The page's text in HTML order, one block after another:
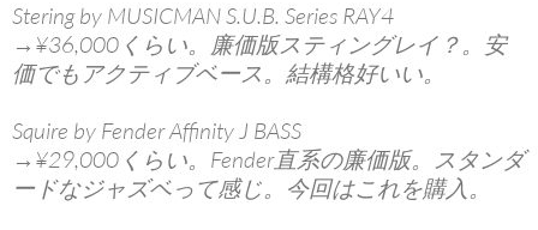
Stering by MUSICMAN S.U.B. Series RAY4
→¥36,000くらい。廉価版スティングレイ？。安
価でもアクティブベース。結構格好いい。
Squire by Fender Affinity J BASS
→¥29,000くらい。Fender直系の廉価版。スタンダ
ードなジャズベって感じ。今回はこれを購入。